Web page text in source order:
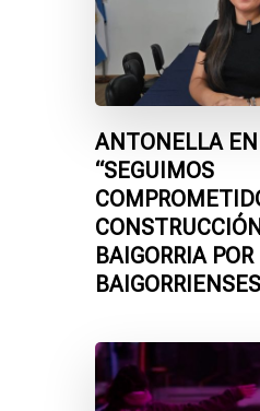
ANTONELLA
“SEGUIMOS
BAIGORRIA POR